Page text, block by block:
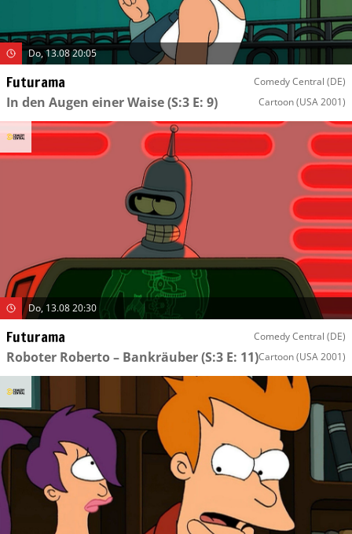
Do, 13.08 20:05
Futurama Comedy Central (DE)
In den Augen einer Waise(S:3 E: 9) Cartoon(USA 2001)
Do, 13.08 20:30
Futurama Comedy Central (DE)
Roboter Roberto – Bankräuber(S:3 E: 11)Cartoon(USA 2001)